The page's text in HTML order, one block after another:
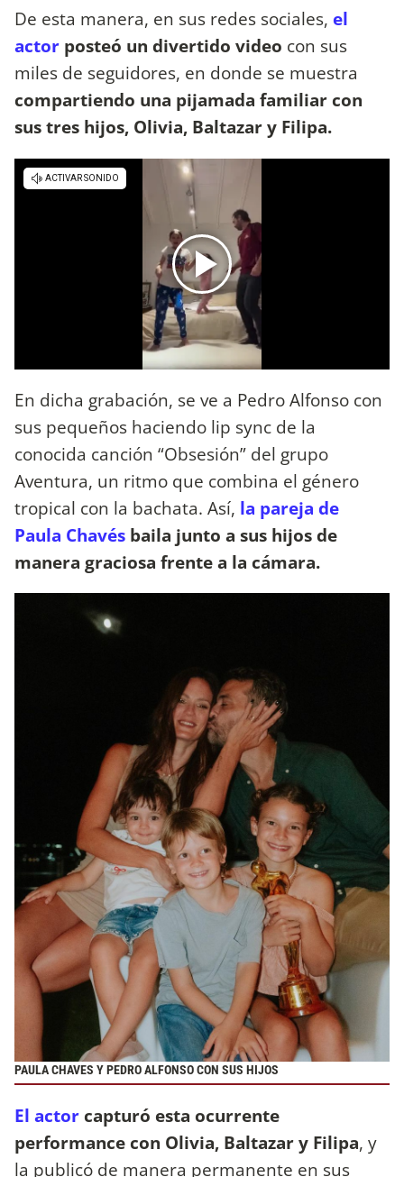
De esta manera, en sus redes sociales, el
actor posteó un divertido video con sus
miles de seguidores, en donde se muestra
compartiendo una pijamada familiar con
sus tres hijos, Olivia, Baltazar y Filipa.
En dicha grabación, se ve a Pedro Alfonso con
sus pequeños haciendo lip sync de la
conocida canción “Obsesión” del grupo
Aventura, un ritmo que combina el género
tropical con la bachata. Así, la pareja de
Paula Chavés baila junto a sus hijos de
manera graciosa frente a la cámara.
PAULA CHAVES Y PEDRO ALFONSO CON SUS HIJOS
El actor capturó esta ocurrente
performance con Olivia, Baltazar y Filipa, y
la publicó de manera permanente en sus